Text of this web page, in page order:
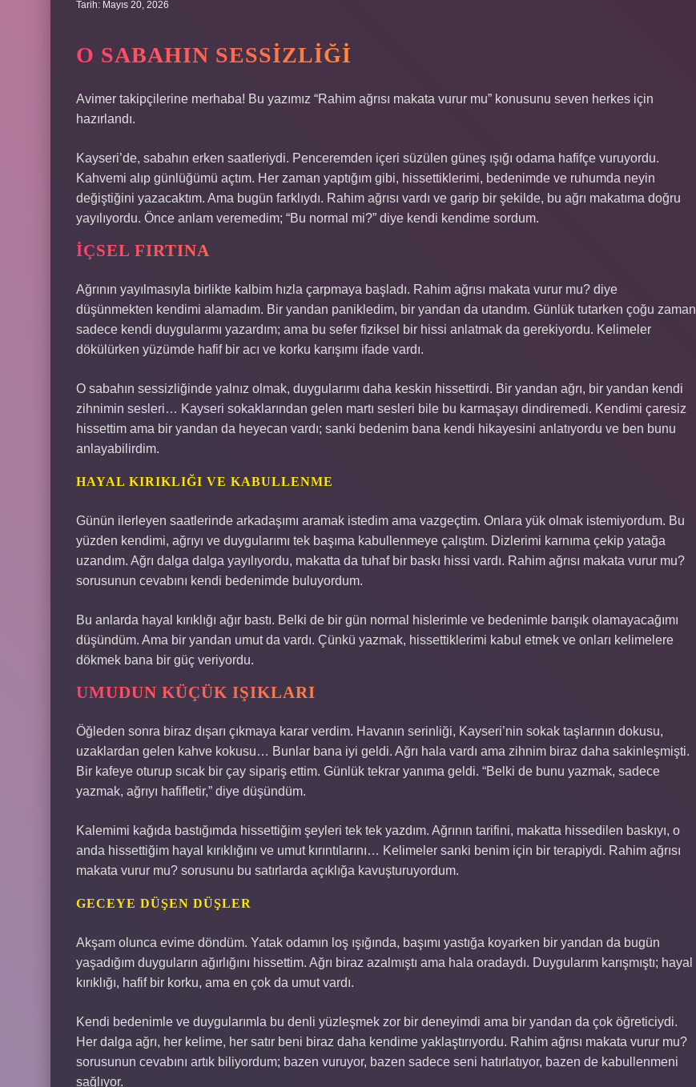
Tarih: Mayıs 20, 2026
O SABAHIN SESSIZLIĞI
Avimer takipçilerine merhaba! Bu yazımız “Rahim ağrısı makata vurur mu” konusunu seven herkes için
hazırlandı.
Kayseri’de, sabahın erken saatleriydi. Penceremden içeri süzülen güneş ışığı odama hafifçe vuruyordu.
Kahvemi alıp günlüğümü açtım. Her zaman yaptığım gibi, hissettiklerimi, bedenimde ve ruhumda neyin
değiştiğini yazacaktım. Ama bugün farklıydı. Rahim ağrısı vardı ve garip bir şekilde, bu ağrı makatıma doğru
yayılıyordu. Önce anlam veremedim; “Bu normal mi?” diye kendi kendime sordum.
İÇSEL FIRTINA
Ağrının yayılmasıyla birlikte kalbim hızla çarpmaya başladı. Rahim ağrısı makata vurur mu? diye
düşünmekten kendimi alamadım. Bir yandan panikledim, bir yandan da utandım. Günlük tutarken çoğu zaman
sadece kendi duygularımı yazardım; ama bu sefer fiziksel bir hissi anlatmak da gerekiyordu. Kelimeler
dökülürken yüzümde hafif bir acı ve korku karışımı ifade vardı.
O sabahın sessizliğinde yalnız olmak, duygularımı daha keskin hissettirdi. Bir yandan ağrı, bir yandan kendi
zihnimin sesleri… Kayseri sokaklarından gelen martı sesleri bile bu karmaşayı dindiremedi. Kendimi çaresiz
hissettim ama bir yandan da heyecan vardı; sanki bedenim bana kendi hikayesini anlatıyordu ve ben bunu
anlayabilirdim.
HAYAL KIRIKLIĞI VE KABULLENME
Günün ilerleyen saatlerinde arkadaşımı aramak istedim ama vazgeçtim. Onlara yük olmak istemiyordum. Bu
yüzden kendimi, ağrıyı ve duygularımı tek başıma kabullenmeye çalıştım. Dizlerimi karnıma çekip yatağa
uzandım. Ağrı dalga dalga yayılıyordu, makatta da tuhaf bir baskı hissi vardı. Rahim ağrısı makata vurur mu?
sorusunun cevabını kendi bedenimde buluyordum.
Bu anlarda hayal kırıklığı ağır bastı. Belki de bir gün normal hislerimle ve bedenimle barışık olamayacağımı
düşündüm. Ama bir yandan umut da vardı. Çünkü yazmak, hissettiklerimi kabul etmek ve onları kelimelere
dökmek bana bir güç veriyordu.
UMUDUN KÜÇÜK IŞIKLARI
Öğleden sonra biraz dışarı çıkmaya karar verdim. Havanın serinliği, Kayseri’nin sokak taşlarının dokusu,
uzaklardan gelen kahve kokusu… Bunlar bana iyi geldi. Ağrı hala vardı ama zihnim biraz daha sakinleşmişti.
Bir kafeye oturup sıcak bir çay sipariş ettim. Günlük tekrar yanıma geldi. “Belki de bunu yazmak, sadece
yazmak, ağrıyı hafifletir,” diye düşündüm.
Kalemimi kağıda bastığımda hissettiğim şeyleri tek tek yazdım. Ağrının tarifini, makatta hissedilen baskıyı, o
anda hissettiğim hayal kırıklığını ve umut kırıntılarını… Kelimeler sanki benim için bir terapiydi. Rahim ağrısı
makata vurur mu? sorusunu bu satırlarda açıklığa kavuşturuyordum.
GECEYE DÜŞEN DÜŞLER
Akşam olunca evime döndüm. Yatak odamın loş ışığında, başımı yastığa koyarken bir yandan da bugün
yaşadığım duyguların ağırlığını hissettim. Ağrı biraz azalmıştı ama hala oradaydı. Duygularım karışmıştı; hayal
kırıklığı, hafif bir korku, ama en çok da umut vardı.
Kendi bedenimle ve duygularımla bu denli yüzleşmek zor bir deneyimdi ama bir yandan da çok öğreticiydi.
Her dalga ağrı, her kelime, her satır beni biraz daha kendime yaklaştırıyordu. Rahim ağrısı makata vurur mu?
sorusunun cevabını artık biliyordum; bazen vuruyor, bazen sadece seni hatırlatıyor, bazen de kabullenmeni
sağlıyor.